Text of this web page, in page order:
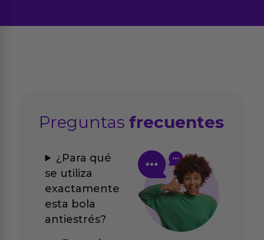
Preguntasfrecuentes
¿Para qué
se utiliza
exactamente
esta bola
antiestrés?